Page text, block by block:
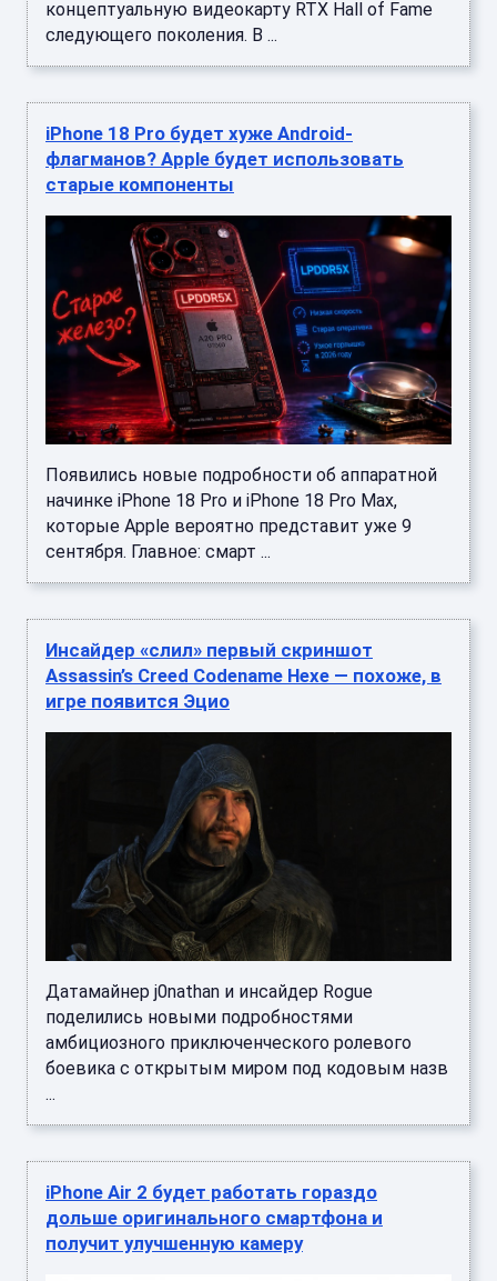
концептуальную видеокарту RTX Hall of Fame
следующего поколения. В ...
iPhone 18 Pro будет хуже Android-
флагманов? Apple будет использовать
старые компоненты
Появились новые подробности об аппаратной
начинке iPhone 18 Pro и iPhone 18 Pro Max,
которые Apple вероятно представит уже 9
сентября. Главное: смарт ...
Инсайдер «слил» первый скриншот
Assassin’s Creed Codename Hexe — похоже, в
игре появится Эцио
Датамайнер j0nathan и инсайдер Rogue
поделились новыми подробностями
амбициозного приключенческого ролевого
боевика с открытым миром под кодовым назв
...
iPhone Air 2 будет работать гораздо
дольше оригинального смартфона и
получит улучшенную камеру